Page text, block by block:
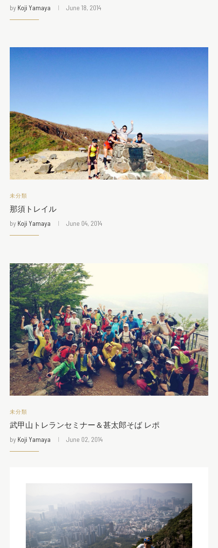
by Koji Yamaya June 18, 2014
未分類
那須トレイル
by Koji Yamaya June 04, 2014
未分類
武甲山トレランセミナー＆甚太郎そば レポ
by Koji Yamaya June 02, 2014